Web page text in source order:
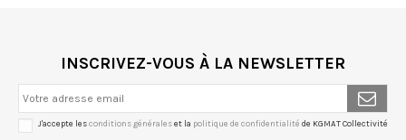
INSCRIVEZ-VOUS À LA NEWSLETTER
J'accepte lesconditions généraleset la politique de confidentialité de KGMAT Collectivité